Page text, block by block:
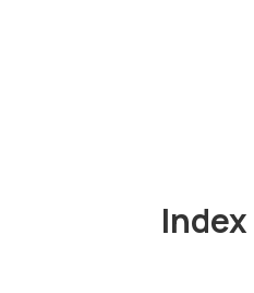
Index